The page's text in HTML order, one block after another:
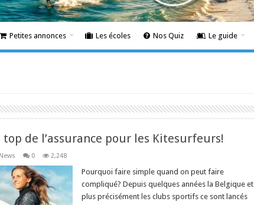
Petites annonces Les écoles Nos Quiz Le guide
top de l’assurance pour les Kitesurfeurs!
News 0 2,248
Pourquoi faire simple quand on peut faire
compliqué? Depuis quelques années la Belgique et
plus précisément les clubs sportifs ce sont lancés